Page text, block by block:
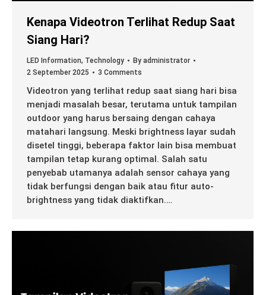
Kenapa Videotron Terlihat Redup Saat
Siang Hari?
LED Information, Technology By administrator
2 September 2025
3 Comments
Videotron yang terlihat redup saat siang hari bisa
menjadi masalah besar, terutama untuk tampilan
outdoor yang harus bersaing dengan cahaya
matahari langsung. Meski brightness layar sudah
disetel tinggi, beberapa faktor lain bisa membuat
tampilan tetap kurang optimal. Salah satu
penyebab utamanya adalah sensor cahaya yang
tidak berfungsi dengan baik atau fitur auto-
brightness yang tidak diaktifkan.…